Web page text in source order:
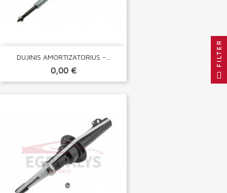
DUJINIS AMORTIZATORIUS -...
0,00 €
FILTER